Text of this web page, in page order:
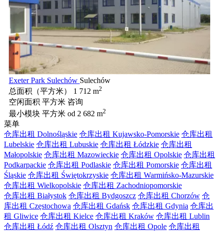
Exeter Park Sulechów Sulechów
总面积（平方米）
1 712 m2
空闲面积 平方米 咨询
最小模块 平方米 od 2 682 m2
菜单
仓库出租 Dolnośląskie 仓库出租 Kujawsko-Pomorskie 仓库出租
Lubelskie 仓库出租 Lubuskie 仓库出租 Łódzkie 仓库出租
Małopolskie 仓库出租 Mazowieckie 仓库出租 Opolskie 仓库出租
Podkarpackie 仓库出租 Podlaskie 仓库出租 Pomorskie 仓库出租
Śląskie 仓库出租 Świętokrzyskie 仓库出租 Warmińsko-Mazurskie
仓库出租 Wielkopolskie 仓库出租 Zachodniopomorskie
仓库出租 Białystok 仓库出租 Bydgoszcz 仓库出租 Chorzów 仓
库出租 Częstochowa 仓库出租 Gdańsk 仓库出租 Gdynia 仓库出
租 Gliwice 仓库出租 Kielce 仓库出租 Kraków 仓库出租 Lublin
仓库出租 Łódź 仓库出租 Olsztyn 仓库出租 Opole 仓库出租